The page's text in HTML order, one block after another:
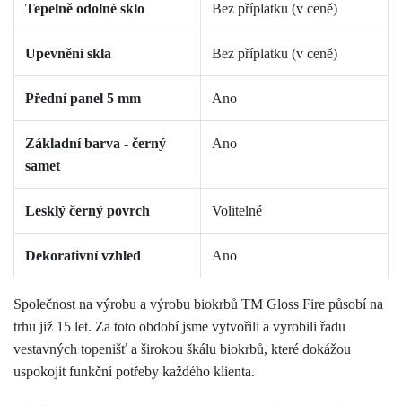
Tepelně odolné sklo Bez příplatku (v ceně)
Upevnění skla Bez příplatku (v ceně)
Přední panel 5 mm Ano
Základní barva - černý
samet
Ano
Lesklý černý povrch Volitelné
Dekorativní vzhled Ano
Společnost na výrobu a výrobu biokrbů TM Gloss Fire působí na
trhu již 15 let. Za toto období jsme vytvořili a vyrobili řadu
vestavných topenišť a širokou škálu biokrbů, které dokážou
uspokojit funkční potřeby každého klienta.